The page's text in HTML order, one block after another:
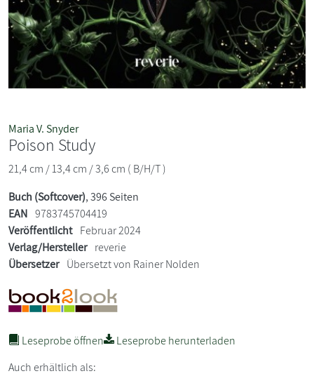
Maria V. Snyder
Poison Study
21,4 cm / 13,4 cm / 3,6 cm ( B/H/T )
Buch (Softcover), 396 Seiten
EAN 9783745704419
Veröffentlicht Februar 2024
Verlag/Hersteller reverie
Übersetzer Übersetzt von Rainer Nolden
Leseprobe öffnen
Leseprobe herunterladen
Auch erhältlich als: